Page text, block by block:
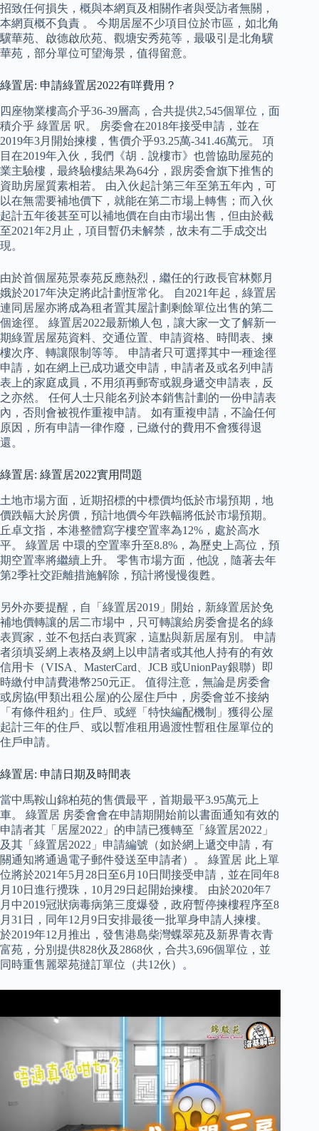
招致任何損失，概與本網頁及相關作者與受訪者無關，
本網頁概不負責 。 今期居屋不少項目位於市區，如北角
驥華苑、啟德啟欣苑、觀塘安秀苑等，最吸引是北角驥
華苑，部分單位可望海景，值得留意。
綠置居: 申請綠置居2022有咩費用？
四座物業樓高介乎36-39層高，合共提供2,545個單位，面
積介乎 綠置居 呎。 房委會在2018年接受申請，並在
2019年3月開始揀樓，售價介乎93.25萬-341.46萬元。 項
目在2019年入伙，我們《胡．說樓市》也曾協助屋苑的
業主驗樓，最終驗樓結果為64分，跟房委會旗下推售的
資助房屋質素相若。 由入伙起計第三年至第五年內，可
以在無需要補地價下，就能在第二市場上轉售；而入伙
起計五年後甚至可以補地價在自由市場出售，但由於截
至2021年2月止，項目暫仍未解禁，故未有二手成交出
現。
由於首個屋苑景泰苑反應熱烈，繼任的行政長官林鄭月
娥於2017年決定將此計劃恆常化。 自2021年起，綠置居
連同居屋亦將成為租者置其屋計劃剩餘單位出售的第二
個途徑。 綠置居2022最新懶人包，讓大家一文了解新一
期綠置居屋苑資料、交通位置、申請資格、時間表、揀
樓次序、轉讓限制等等。 申請者只可選擇其中一種途徑
申請，如在網上已成功遞交申請，申請者及或名列申請
表上的家庭成員，不用須再郵寄或親身遞交申請表，反
之亦然。 任何人士只能名列於本銷售計劃的一份申請表
內，否則會被視作重複申請。 如有重複申請，不論任何
原因，所有申請一律作廢，已繳付的費用不會獲得退
還。
綠置居: 綠置居2022實用問題
土地市場方面，近期招標的中標價均低於市場預期，地
價跌幅大於房價，預計地價今年跌幅將低於市場預期。
丘卓文指，本港整體寫字樓空置率為12%，處於高水
平。 綠置居 中環的空置率升至8.8%，為歷史上高位，預
期空置率將繼續上升。 零售市場方面，他說，隨著去年
第2季社交距離措施解除，預計將慢慢復甦。
另外亦要提醒，自「綠置居2019」開始，新綠置居於免
補地價轉讓的居二市場中，只可轉讓給房委會提名的綠
表買家，並不包括白表買家，這點與新居屋有別。 申請
者須填妥網上表格及網上以申請者或其他人持有的有效
信用卡（VISA、MasterCard、JCB 或UnionPay銀聯）即
時繳付申請費港幣250元正。 值得注意，無論是房委會
或房協(甲類出租公屋)的公屋住戶中，房委會並不接納
「有條件租約」住戶、或經「特快編配機制」獲得公屋
起計三年的住戶、或以暫准租用過渡性暫租住屋單位的
住戶申請。
綠置居: 申請日期及時間表
當中馬鞍山錦柏苑的售價最平，首期最平3.95萬元上
車。 綠置居 房委會會在申請期開始前以書面通知有效的
申請者其「居屋2022」的申請已獲轉至「綠置居2022」
及其「綠置居2022」申請編號（如於網上遞交申請，有
關通知將通過電子郵件發送至申請者）。 綠置居 此上單
位將於2021年5月28日至6月10日間接受申請，並在同年8
月10日進行攪珠，10月29日起開始揀樓。 由於2020年7
月中2019冠狀病毒病第三度爆發，政府暫停揀樓程序至8
月31日，同年12月9日安排最後一批單身申請人揀樓。
於2019年12月推出，發售港島柴灣蝶翠苑及新界青衣青
富苑，分別提供828伙及2868伙，合共3,696個單位，並
同時重售麗翠苑撻訂單位（共12伙）。